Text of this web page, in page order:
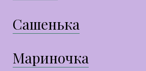
Сашенька
Мариночка